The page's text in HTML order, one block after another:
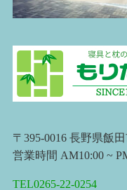
〒395-0016 長野県飯
営業時間 AM10:00 ~
TEL0265-22-0254